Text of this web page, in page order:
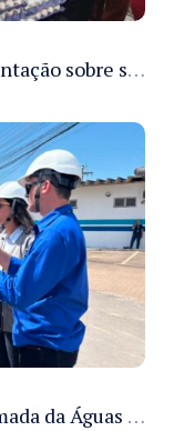
Programa Fiscal Mirim leva orientação sobre segurança alimentar a alunos da rede municipal de Manaus
Ageman fiscaliza parada programada da Águas de Manaus e acompanha restabelecimento gradual do abastecimento em Manaus